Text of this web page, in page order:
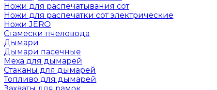
Ножи для распечатывания сот
Ножи для распечатки сот электрические
Ножи JERO
Стамески пчеловода
Дымари
Дымари пасечные
Меха для дымарей
Стаканы для дымарей
Топливо для дымарей